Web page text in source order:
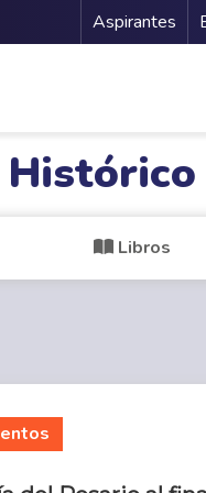
Menu
Aspirantes
Libros